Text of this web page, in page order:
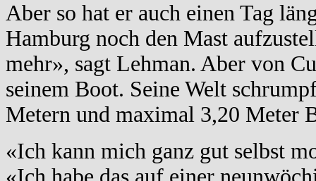
Aber so hat er auch einen Tag
Hamburg noch den Mast
mehr», sagt Lehman. Aber von
seinem Boot. Seine Welt
Metern und maximal 3,20 Meter
«Ich kann mich ganz gut selbst